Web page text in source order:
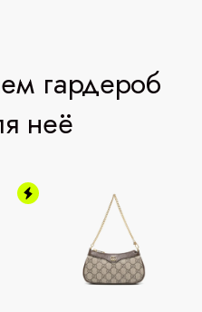
гардероб
неё